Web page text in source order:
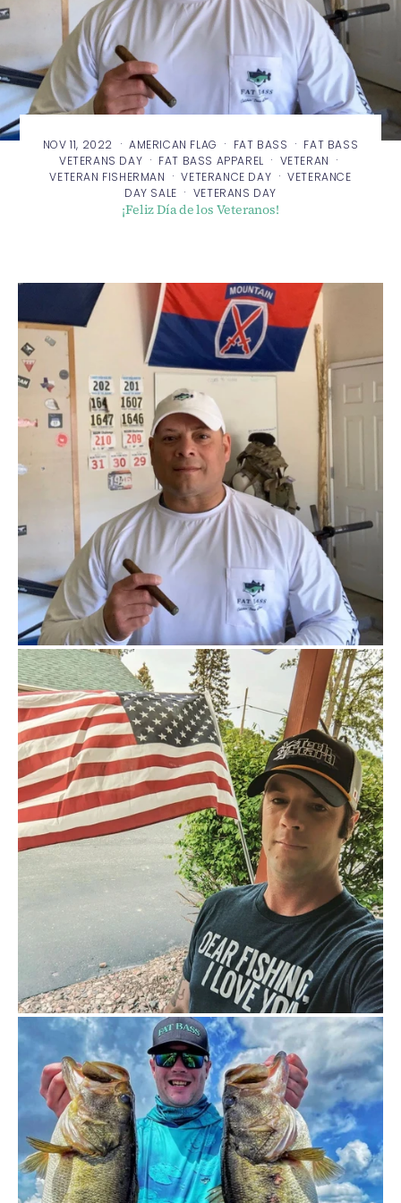
NOV 11, 2022 · AMERICAN FLAG · FAT BASS · FAT BASS
VETERANS DAY · FAT BASS APPAREL · VETERAN ·
VETERAN FISHERMAN ·VETERANCE DAY ·VETERANCE
DAY SALE · VETERANS DAY
¡Feliz Día de los Veteranos!